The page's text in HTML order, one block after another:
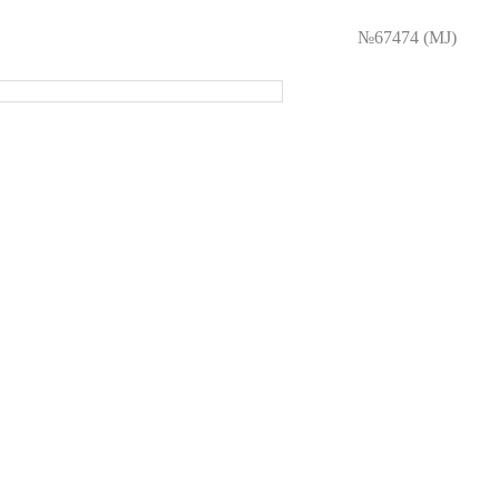
№67474 (МJ)